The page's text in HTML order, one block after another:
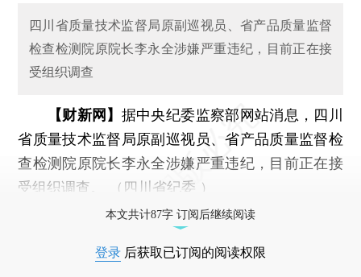
四川省质量技术监督局原副巡视员、省产品质量监督
检查检测院原院长李永全涉嫌严重违纪，目前正在接
受组织调查
【财新网】 据中央纪委监察部网站消息， 四川
省质量技术监督局原副巡视员、省产品质量监督检
查检测院原院长李永全涉嫌严重违纪，目前正在接
受组织调查。
（四川省纪委 ）
本文共计87字 订阅后继续阅读
登录 后获取已订阅的阅读权限